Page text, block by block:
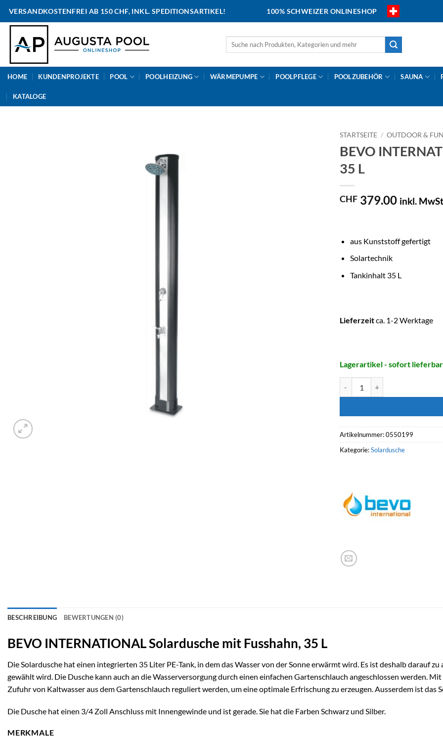
VERSANDKOSTENFREI AB 150 CHF, INKL. SPEDITIONSARTIKEL! 100% SCHWEIZER ONLINESHOP
Suche
HOME KUNDENPROJEKTE POOL POOLHEIZUNG WÄRMEPUMPE POOLPFLEGE POOLZUBEHÖR SAUNA
KATALOGE
STARTSEITE / OUTDOOR & FUN
BEVO
35 L
CHF 379.00 inkl.
aus Kunststoff gefertigt
Solartechnik
Tankinhalt 35 L
Lieferzeitca. 1-2 Werktage
Lagerartikel - sofort lieferbar
Artikelnummer:0550199
Kategorie:Solardusche
BESCHREIBUNG BEWERTUNGEN (0)
BEVO INTERNATIONAL Solardusche mit Fusshahn, 35 L
Die Solardusche hat einen integrierten 35 Liter PE-Tank, in dem das Wasser von der Sonne erwärmt wird. Es ist deshalb darauf
gewählt wird. Die Dusche kann auch an die Wasserversorgung durch einen einfachen Gartenschlauch angeschlossen werden.
Zufuhr von Kaltwasser aus dem Gartenschlauch reguliert werden, um eine optimale Erfrischung zu erzeugen. Ausserdem ist das
Die Dusche hat einen 3/4 Zoll Anschluss mit Innengewinde und ist gerade. Sie hat die Farben Schwarz und Silber.
MERKMALE